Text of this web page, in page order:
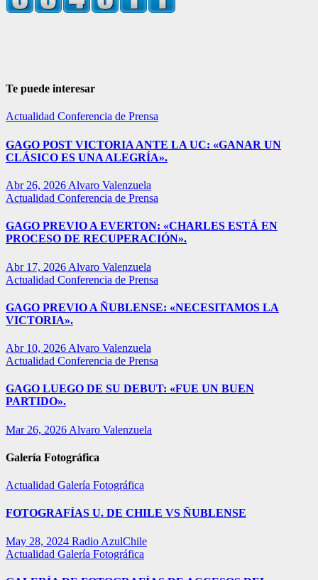
Te puede interesar
Actualidad Conferencia de Prensa
GAGO POST VICTORIA ANTE LA UC: «GANAR UN
CLÁSICO ES UNA ALEGRÍA».
Abr 26, 2026 Alvaro Valenzuela
Actualidad Conferencia de Prensa
GAGO PREVIO A EVERTON: «CHARLES ESTÁ EN
PROCESO DE RECUPERACIÓN».
Abr 17, 2026 Alvaro Valenzuela
Actualidad Conferencia de Prensa
GAGO PREVIO A ÑUBLENSE: «NECESITAMOS LA
VICTORIA».
Abr 10, 2026 Alvaro Valenzuela
Actualidad Conferencia de Prensa
GAGO LUEGO DE SU DEBUT: «FUE UN BUEN
PARTIDO».
Mar 26, 2026 Alvaro Valenzuela
Galería Fotográfica
Actualidad Galería Fotográfica
FOTOGRAFÍAS U. DE CHILE VS ÑUBLENSE
May 28, 2024 Radio AzulChile
Actualidad Galería Fotográfica